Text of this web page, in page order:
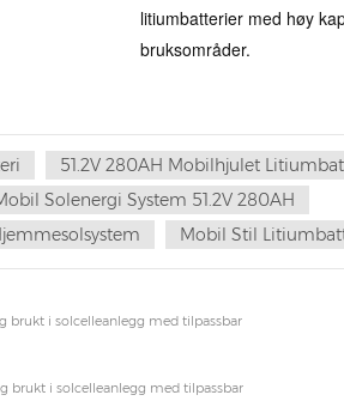
litiumbatterier med høy
bruksområder.
51.2V 280AH Mobilhjulet
Solenergi System 51.2V 280AH
Mobil Stil
brukt i solcelleanlegg med tilpassbar
brukt i solcelleanlegg med tilpassbar